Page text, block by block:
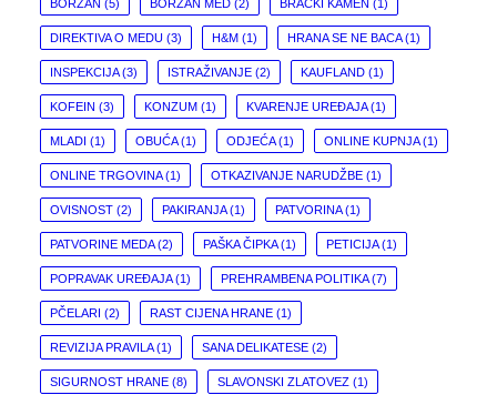
BORZAN (5) BORZAN MED (2) BRAČKI KAMEN (1)
DIREKTIVA O MEDU (3) H&M (1) HRANA SE NE BACA(1)
INSPEKCIJA(3) ISTRAŽIVANJE (2) KAUFLAND (1)
KOFEIN (3) KONZUM (1) KVARENJE UREĐAJA(1)
MLADI (1) OBUĆA(1) ODJEĆA(1) ONLINE KUPNJA(1)
ONLINE TRGOVINA(1) OTKAZIVANJE NARUDŽBE (1)
OVISNOST (2) PAKIRANJA(1) PATVORINA(1)
PATVORINE MEDA(2) PAŠKA ČIPKA(1) PETICIJA(1)
POPRAVAK UREĐAJA(1) PREHRAMBENA POLITIKA(7)
PČELARI (2) RAST CIJENA HRANE (1)
REVIZIJA PRAVILA(1) SANA DELIKATESE (2)
SIGURNOST HRANE (8) SLAVONSKI ZLATOVEZ (1)